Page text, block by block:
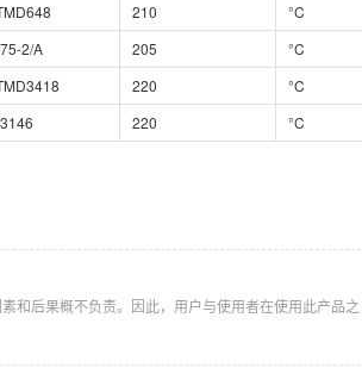
210
°C
2/A 205
°C
220
°C
220 °C
和后果概不负责。因此，用户与使用者在使用此产品之